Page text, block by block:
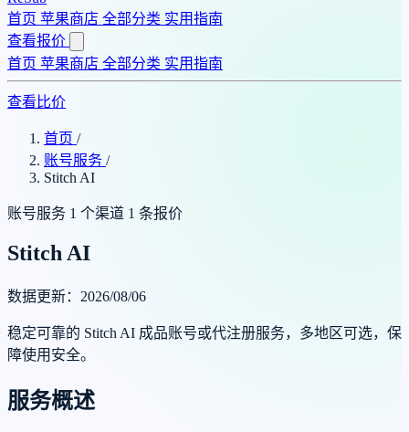
首页 苹果商店 全部分类 实用指南
查看报价
首页 苹果商店 全部分类 实用指南
查看比价
首页 /
账号服务 /
Stitch AI
账号服务 1 个渠道 1 条报价
Stitch AI
数据更新：2026/08/06
稳定可靠的 Stitch AI 成品账号或代注册服务，多地区可选，保
障使用安全。
服务概述